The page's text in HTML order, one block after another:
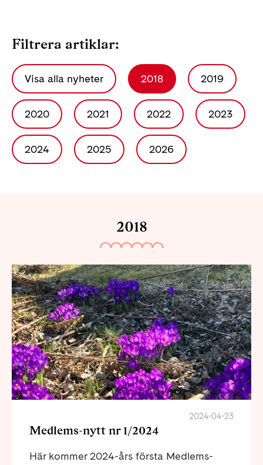
Filtrera artiklar:
Visa alla nyheter 2018 2019
2020 2021 2022 2023
2024 2025 2026
2018
2024-04-23
Medlems-nytt nr 1/2024
Här kommer 2024-års första Medlems-